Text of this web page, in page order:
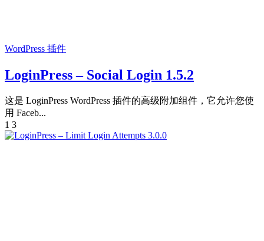
WordPress 插件
LoginPress – Social Login 1.5.2
这是 LoginPress WordPress 插件的高级附加组件，它允许您使
用 Faceb...
1 3